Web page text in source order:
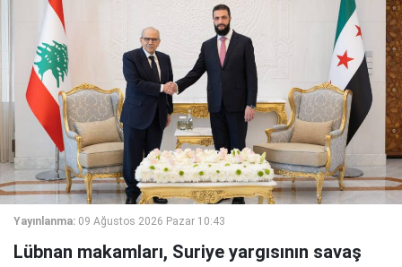
Yayınlanma: 09 Ağustos 2026 Pazar 10:43
Lübnan makamları, Suriye yargısının savaş